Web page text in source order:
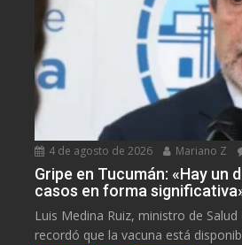
4 de agosto de 2026 Mariano Z
Gripe en Tucumán: «Hay un
casos en forma
Luis Medina Ruiz, ministro de
recordó que la vacuna está